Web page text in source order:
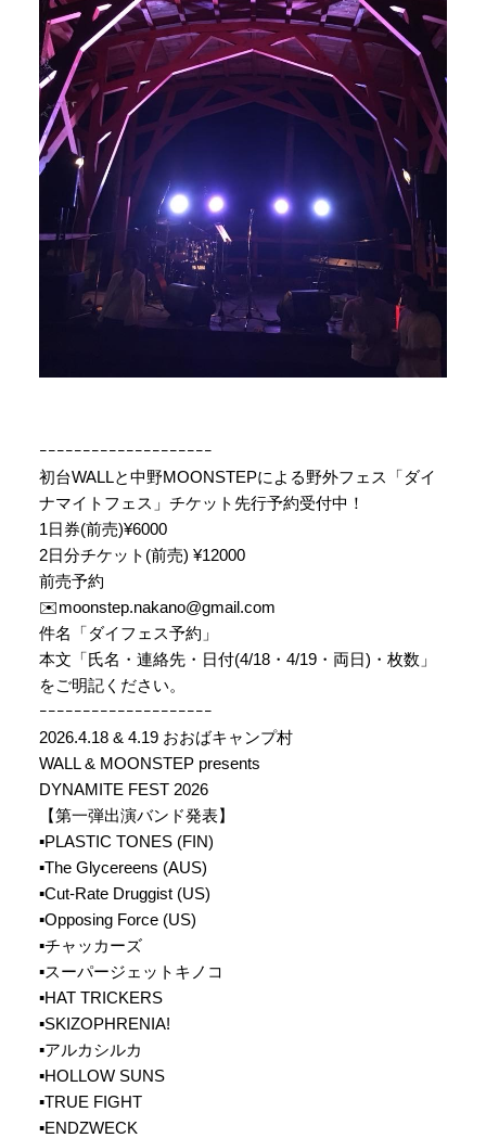
ｰｰｰｰｰｰｰｰｰｰｰｰｰｰｰｰｰｰｰｰ
初台WALLと中野MOONSTEPによる野外フェス「ダイ
ナマイトフェス」チケット先行予約受付中！
1日券(前売)¥6000
2日分チケット(前売) ¥12000
前売予約
✉️moonstep.nakano@gmail.com
件名「ダイフェス予約」
本文「氏名・連絡先・日付(4/18・4/19・両日)・枚数」
をご明記ください。
ｰｰｰｰｰｰｰｰｰｰｰｰｰｰｰｰｰｰｰｰ
2026.4.18 & 4.19 おおばキャンプ村
WALL & MOONSTEP presents
DYNAMITE FEST 2026
【第一弾出演バンド発表】
▪︎PLASTIC TONES (FIN)
▪︎The Glycereens (AUS)
▪︎Cut-Rate Druggist (US)
▪︎Opposing Force (US)
▪︎チャッカーズ
▪︎スーパージェットキノコ
▪︎HAT TRICKERS
▪︎SKIZOPHRENIA!
▪︎アルカシルカ
▪︎HOLLOW SUNS
▪︎TRUE FIGHT
▪︎ENDZWECK